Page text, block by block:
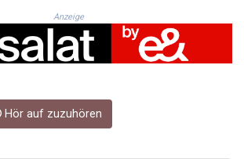
GGP 0.8566
GHS 13.596606
GIP 0.8566
GTQ 8.820142
GYD 241.849406
HNL 31.077375
Anzeige
Hör auf zuzuhören